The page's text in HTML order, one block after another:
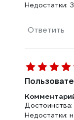
Недостатки:
Ответить
Достоинства:
Недостатки: